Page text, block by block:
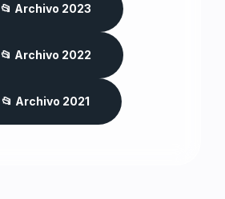
📂 Archivo 2023
📂 Archivo 2022
📂 Archivo 2021